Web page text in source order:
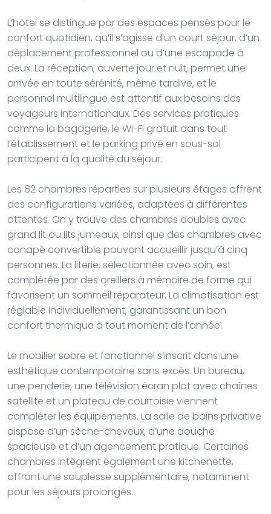
L’hôtel se distingue par des espaces pensés pour le
confort quotidien, qu’il s’agisse d’un court séjour, d’un
déplacement professionnel ou d’une escapade à
deux. La réception, ouverte jour et nuit, permet une
arrivée en toute sérénité, même tardive, et le
personnel multilingue est attentif aux besoins des
voyageurs internationaux. Des services pratiques
comme la bagagerie, le Wi-Fi gratuit dans tout
l’établissement et le parking privé en sous-sol
participent à la qualité du séjour.
Les 82 chambres réparties sur plusieurs étages offrent
des configurations variées, adaptées à différentes
attentes. On y trouve des chambres doubles avec
grand lit ou lits jumeaux, ainsi que des chambres avec
canapé convertible pouvant accueillir jusqu’à cinq
personnes. La literie, sélectionnée avec soin, est
complétée par des oreillers à mémoire de forme qui
favorisent un sommeil réparateur. La climatisation est
réglable individuellement, garantissant un bon
confort thermique à tout moment de l’année.
Le mobilier sobre et fonctionnel s’inscrit dans une
esthétique contemporaine sans excès. Un bureau,
une penderie, une télévision écran plat avec chaînes
satellite et un plateau de courtoisie viennent
compléter les équipements. La salle de bains privative
dispose d’un sèche-cheveux, d’une douche
spacieuse et d’un agencement pratique. Certaines
chambres intègrent également une kitchenette,
offrant une souplesse supplémentaire, notamment
pour les séjours prolongés.